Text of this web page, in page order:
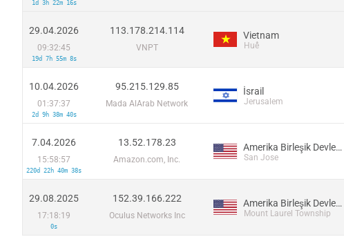
1d 3h 22m 16s
29.04.2026
09:32:45
19d 7h 55m 8s
113.178.214.114
VNPT
Vietnam
Huế
10.04.2026
01:37:37
2d 9h 38m 40s
95.215.129.85
Mada AlArab Network
İsrail
Jerusalem
7.04.2026
15:58:57
220d 22h 40m 38s
13.52.178.23
Amazon.com, Inc.
Amerika Birleşik Devletleri
San Jose
29.08.2025
17:18:19
0s
152.39.166.222
Oculus Networks Inc
Amerika Birleşik Devletleri
Mount Laurel Township